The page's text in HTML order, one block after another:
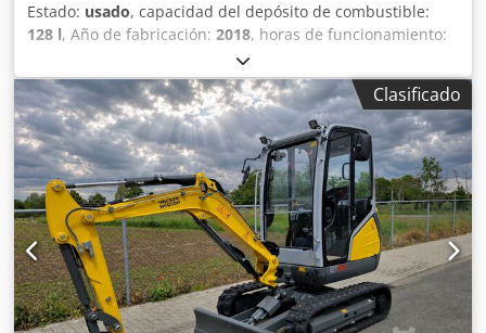
Estado: usado, capacidad del depósito de combustible:
128 l, Año de fabricación: 2018, horas de funcionamiento:
, Peso en vacío: 9.000 kg Dimensiones (lxanxal): 699
x 220 x 257 cm Ubicación: Olesa de Monserrat (Barcelona)
Miniexcavadora Takeuchi TB290 de Segunda mano.
Minigiratoria revisada y operativa perfecta para todos tus
trabajos de obra. Esta miniexcavadora funciona
perfectamente en cualquier ambiente de obra además de
proporcionar potencia suficiente para todos los trabajos,
gracias a tu tamaño medio y peso operativo de 9
toneladas. precio: PRECIO A CONSULTAR Profundidad
excav: 4.400 mm Ancho oruga: 450 mm Dsdpezkaxfjfx
Aagekr Altura descarga: 5.140 mm Altura excav: 7.175 mm
Alcance: 7.125 mm Enganche: Mecánico CE
Clasificado